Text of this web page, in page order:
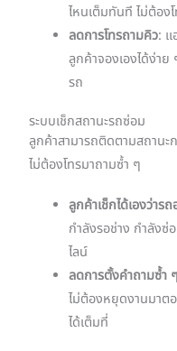
ไหนเต็มทันที ไม่ต้อง
ลดการโทรถามคิว: แ
ลูกค้าจองเองได้ง่า
รถ
ระบบเช็กสถานะรถซ่อม
ลูกค้าสามารถติดตามสถานะ
ไม่ต้องโทรมาถามซ้ำ ๆ
ลูกค้าเช็กได้เองว่าร
กำลังรอช่าง กำลังซ่
ไลน์
ลดการตั้งคำถามซ้ำ ๆ
ไม่ต้องหยุดงานมาต
ได้เต็มที่